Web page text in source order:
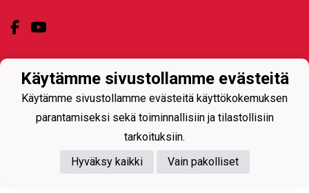
Powered by
Käytämme sivustollamme evästeitä
Käytämme sivustollamme evästeitä käyttökokemuksen
parantamiseksi sekä toiminnallisiin ja tilastollisiin
tarkoituksiin.
Hyväksy kaikki
Vain pakolliset